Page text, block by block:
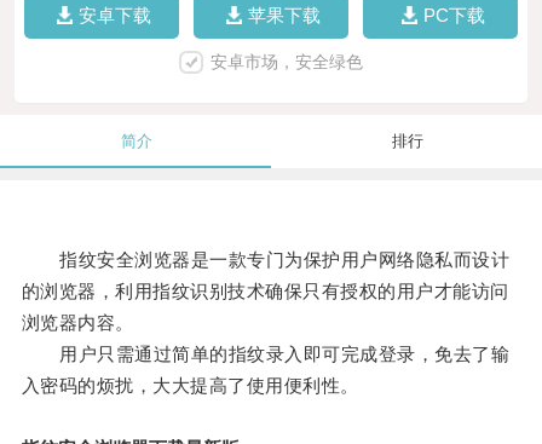
安卓下载 苹果下载 PC下载
安卓市场，安全绿色
简介 排行
指纹安全浏览器是一款专门为保护用户网络隐私而设计
的浏览器，利用指纹识别技术确保只有授权的用户才能访问
浏览器内容。
用户只需通过简单的指纹录入即可完成登录，免去了输
入密码的烦扰，大大提高了使用便利性。